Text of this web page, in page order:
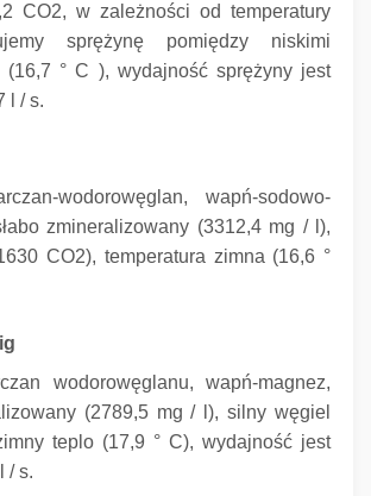
CO2, w zależności od temperatury
sprężynę pomiędzy niskimi
(16,7 ° C ), wydajność sprężyny jest
l / s.
wodorowęglan, wapń-sodowo-
zmineralizowany (3312,4 mg / l),
CO2), temperatura zimna (16,6 °
wodorowęglanu, wapń-magnez,
(2789,5 mg / l), silny węgiel
teplo (17,9 ° C), wydajność jest
/ s.